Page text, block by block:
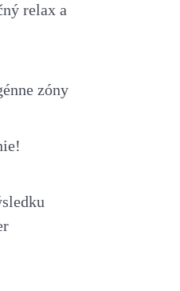
relax a
zóny